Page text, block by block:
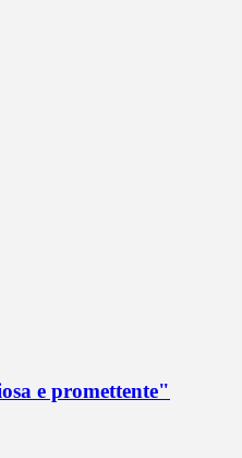
e promettente"